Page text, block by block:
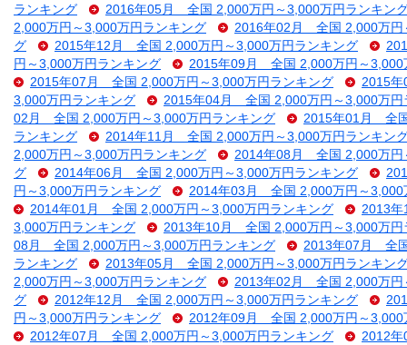
ランキング
2016年05月 全国 2,000万円～3,000万円ランキン
2,000万円～3,000万円ランキング
2016年02月 全国 2,000万円
グ
2015年12月 全国 2,000万円～3,000万円ランキング
円～3,000万円ランキング
2015年09月 全国 2,000万円～3,000
2015年07月 全国 2,000万円～3,000万円ランキング
2015
3,000万円ランキング
2015年04月 全国 2,000万円～3,000万円
02月 全国 2,000万円～3,000万円ランキング
2015年01月 全
ランキング
2014年11月 全国 2,000万円～3,000万円ランキン
2,000万円～3,000万円ランキング
2014年08月 全国 2,000万円
グ
2014年06月 全国 2,000万円～3,000万円ランキング
円～3,000万円ランキング
2014年03月 全国 2,000万円～3,000
2014年01月 全国 2,000万円～3,000万円ランキング
2013
3,000万円ランキング
2013年10月 全国 2,000万円～3,000万円
08月 全国 2,000万円～3,000万円ランキング
2013年07月 全
ランキング
2013年05月 全国 2,000万円～3,000万円ランキン
2,000万円～3,000万円ランキング
2013年02月 全国 2,000万円
グ
2012年12月 全国 2,000万円～3,000万円ランキング
円～3,000万円ランキング
2012年09月 全国 2,000万円～3,000
2012年07月 全国 2,000万円～3,000万円ランキング
2012